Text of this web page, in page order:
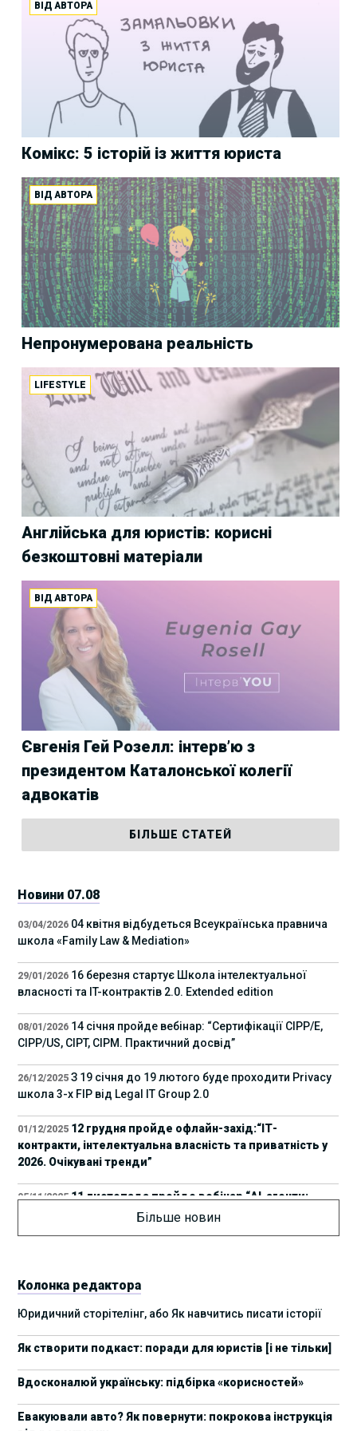
ВІД АВТОРА
Комікс: 5 історій із життя юриста
ВІД АВТОРА
Непронумерована реальність
LIFESTYLE
Англійська для юристів: корисні
безкоштовні матеріали
ВІД АВТОРА
Євгенія Гей Розелл: інтерв’ю з
президентом Каталонської колегії
адвокатів
БІЛЬШЕ СТАТЕЙ
Новини 07.08
03/04/2026 04 квітня відбудеться Всеукраїнська правнича
школа «Family Law & Mediation»
29/01/2026 16 березня стартує Школа інтелектуальної
власності та IT-контрактів 2.0. Extended edition
08/01/2026 14 січня пройде вебінар: “Сертифікації СІРР/Е,
CIPP/US, CIPT, CIPM. Практичний досвід”
26/12/2025 З 19 січня до 19 лютого буде проходити Privacy
школа 3-х FIP від Legal IT Group 2.0
01/12/2025 12 грудня пройде офлайн-захід:“ІТ-
контракти, інтелектуальна власність та приватність у
2026. Очікувані тренди”
05/11/2025 11 листопада пройде вебінар “AI-агенти:
прайвесі, IP та комплаєнс ризики”
17 листопада стартує Школа юридичної
підтримки ШІ-проєктів від Legal IT Group
19/09/2025 4 жовтня пройде щорічний забіг до Дня
Більше новин
Колонка редактора
Юридичний сторітелінг, або Як навчитись писати історії
Як створити подкаст: поради для юристів [і не тільки]
Вдосконалюй українську: підбірка «корисностей»
Евакуювали авто? Як повернути: покрокова інструкція